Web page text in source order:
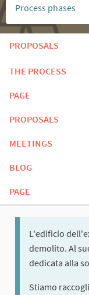
Process phases
PROPOSALS
THE PROCESS
PAGE
PROPOSALS
MEETINGS
BLOG
PAGE
L'edificio
demolito. Al
dedicata alla
Stiamo